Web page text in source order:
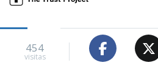
454
visitas